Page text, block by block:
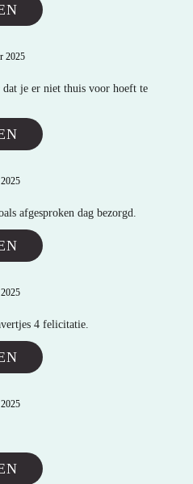
2025
dat je er niet thuis voor hoeft te
afgesproken dag bezorgd.
4 felicitatie.